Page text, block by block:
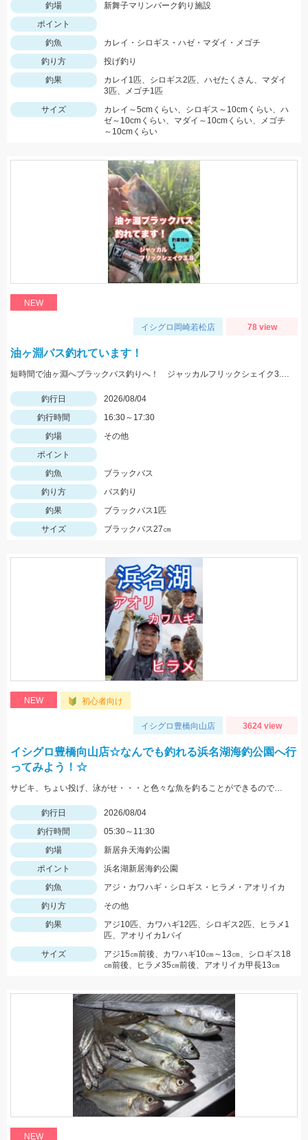
釣場
新舞子マリンパーク釣り施設
ポイント
釣魚
カレイ・シロギス・ハゼ・マダイ・メゴチ
釣り方
投げ釣り
釣果
カレイ1匹、シロギス2匹、ハゼたくさん、マダイ
3匹、メゴチ1匹
サイズ
カレイ～5cmくらい、シロギス～10cmくらい、ハ
ゼ～10cmくらい、マダイ～10cmくらい、メゴチ
～10cmくらい
NEW
イシグロ岡崎若松店 78 view
油ヶ淵バス釣れています！
短時間で油ヶ淵へブラックバス釣りへ！ ジャッカルフリックシェイク3.8のノーシンカーワッキーでGET!
釣行日
2026/08/04
釣行時間
16:30～17:30
釣場
その他
ポイント
釣魚
ブラックバス
釣り方
バス釣り
釣果
ブラックバス1匹
サイズ
ブラックバス27㎝
NEW 初心者向け
イシグロ豊橋向山店 3624 view
イシグロ豊橋向山店☆なんでも釣れる浜名湖海釣公園へ行
ってみよう！☆
サビキ、ちょい投げ、泳がせ・・・と色々な魚を釣ることができるので仕掛けも何種類か用意していけば楽しむことができますよ！
釣行日
2026/08/04
釣行時間
05:30～11:30
釣場
新居弁天海釣公園
ポイント
浜名湖新居海釣公園
釣魚
アジ・カワハギ・シロギス・ヒラメ・アオリイカ
釣り方
その他
釣果
アジ10匹、カワハギ12匹、シロギス2匹、ヒラメ1
匹、アオリイカ1パイ
サイズ
アジ15㎝前後、カワハギ10㎝～13㎝、シロギス18
㎝前後、ヒラメ35㎝前後、アオリイカ甲長13㎝
NEW